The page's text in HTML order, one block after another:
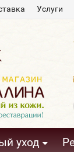
Услуги
уход